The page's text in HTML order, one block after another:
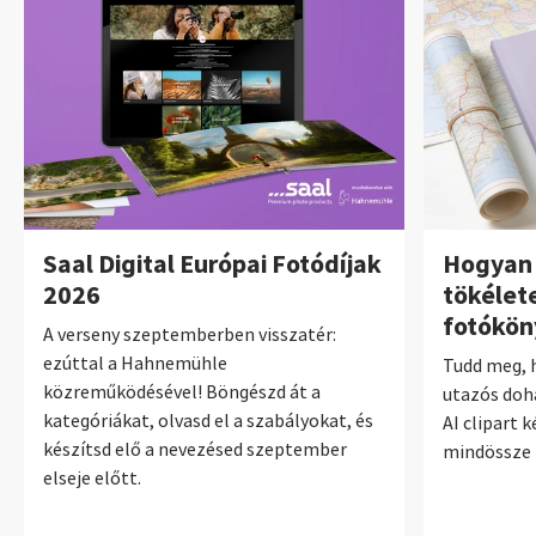
Saal Digital Európai Fotódíjak
2026
A verseny szeptemberben visszatér:
ezúttal a Hahnemühle
közreműködésével! Böngészd át a
kategóriákat, olvasd el a szabályokat, és
készítsd elő a nevezésed szeptember
elseje előtt.
Tudd meg,
utazós
AI clipart
mindössze